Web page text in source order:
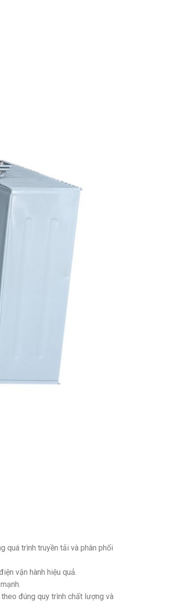
quá trình truyền tải và phân phối
vận hành hiệu quả.
đúng quy trình chất lượng và